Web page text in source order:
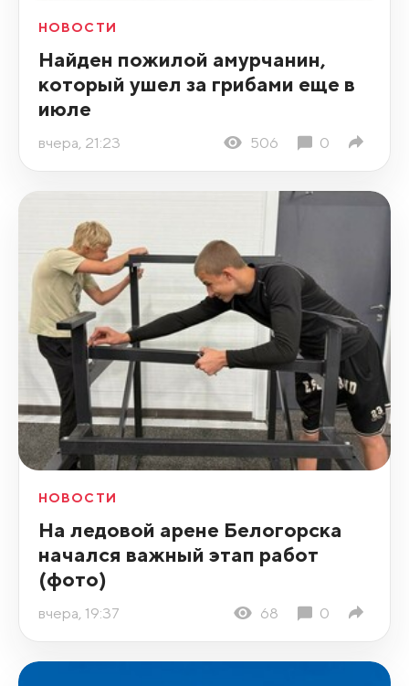
НОВОСТИ
Найден пожилой амурчанин,
который ушел за грибами еще в
июле
вчера, 21:23 506 0
НОВОСТИ
На ледовой арене Белогорска
начался важный этап работ
(фото)
вчера, 19:37 68 0